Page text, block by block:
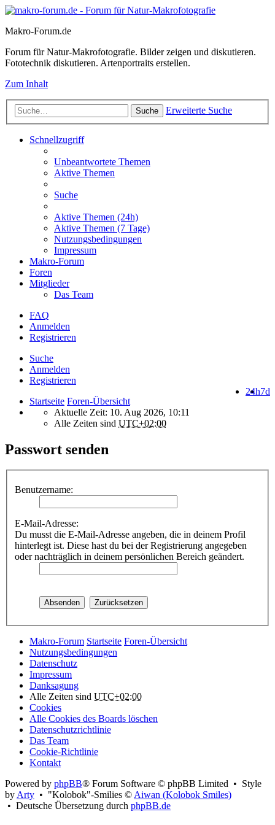
Makro-Forum.de
Forum für Natur-Makrofotografie. Bilder zeigen und diskutieren.
Fototechnik diskutieren. Artenportraits erstellen.
Zum Inhalt
Suche Erweiterte Suche
Schnellzugriff
Unbeantwortete Themen
Aktive Themen
Suche
Aktive Themen (24h)
Aktive Themen (7 Tage)
Nutzungsbedingungen
Impressum
Makro-Forum
Foren
Mitglieder
Das Team
FAQ
Anmelden
Registrieren
Suche
Anmelden
Registrieren
7d
24h
Startseite Foren-Übersicht
Aktuelle Zeit: 10. Aug 2026, 10:11
Alle Zeiten sind UTC+02:00
Passwort senden
Benutzername:
E-Mail-Adresse:
Du musst die E-Mail-Adresse angeben, die in deinem Profil
hinterlegt ist. Diese hast du bei der Registrierung angegeben
oder nachträglich in deinem persönlichen Bereich geändert.
Makro-Forum Startseite Foren-Übersicht
Nutzungsbedingungen
Datenschutz
Impressum
Danksagung
Alle Zeiten sind UTC+02:00
Cookies
Alle Cookies des Boards löschen
Datenschutzrichtlinie
Das Team
Cookie-Richtlinie
Kontakt
Powered by phpBB® Forum Software © phpBB Limited • Style
by Arty • "Kolobok"-Smilies © Aiwan (Kolobok Smiles)
• Deutsche Übersetzung durch phpBB.de